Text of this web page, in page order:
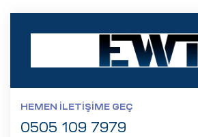
HEMEN İLETIŞIME GEÇ
0505 109 7979